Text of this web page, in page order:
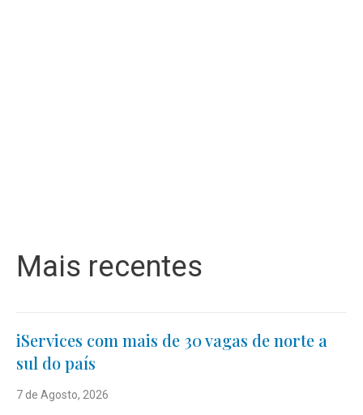
Mais recentes
iServices com mais de 30 vagas de norte a
sul do país
7 de Agosto, 2026